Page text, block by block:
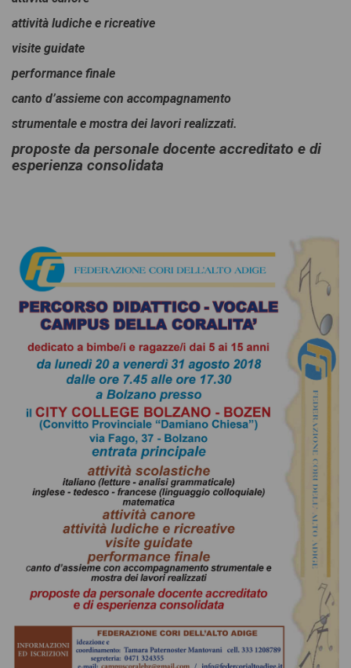
attività ludiche e ricreative
visite guidate
performance finale
canto d’assieme con accompagnamento
strumentale e mostra dei lavori realizzati.
proposte da personale docente accreditato e di
esperienza consolidata